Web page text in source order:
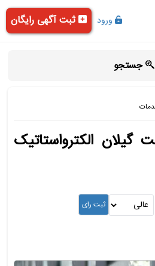
ورود ثبت آگهی رایگان
جستجو
الکترواستاتیک